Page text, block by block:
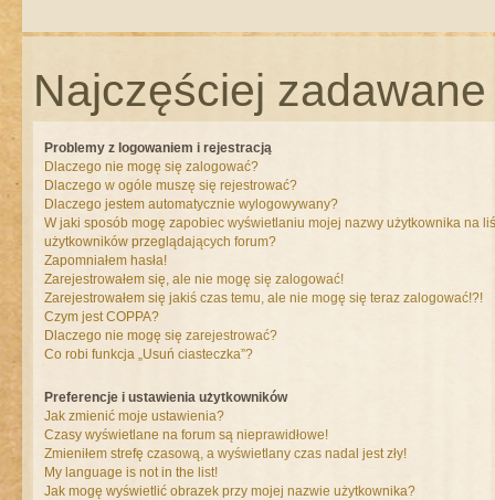
Najczęściej
Problemy z logowaniem i rejestracją
Dlaczego nie mogę się zalogować?
Dlaczego w ogóle muszę się rejestrować?
Dlaczego jestem automatycznie wylogowywany?
W jaki sposób mogę zapobiec wyświetlaniu mojej nazwy użytkownika na
użytkowników przeglądających forum?
Zapomniałem hasła!
Zarejestrowałem się, ale nie mogę się zalogować!
Zarejestrowałem się jakiś czas temu, ale nie mogę się teraz zalogować!?!
Czym jest COPPA?
Dlaczego nie mogę się zarejestrować?
Co robi funkcja „Usuń ciasteczka”?
Preferencje i ustawienia użytkowników
Jak zmienić moje ustawienia?
Czasy wyświetlane na forum są nieprawidłowe!
Zmieniłem strefę czasową, a wyświetlany czas nadal jest zły!
My language is not in the list!
Jak mogę wyświetlić obrazek przy mojej nazwie użytkownika?